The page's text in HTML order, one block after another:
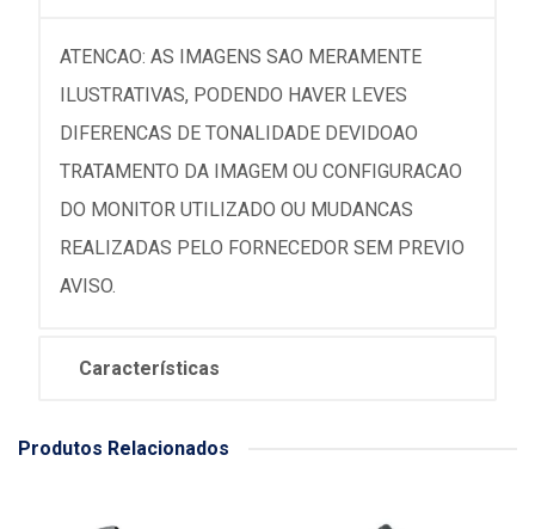
ATENCAO: AS IMAGENS SAO MERAMENTE
ILUSTRATIVAS, PODENDO HAVER LEVES
DIFERENCAS DE TONALIDADE DEVIDOAO
TRATAMENTO DA IMAGEM OU CONFIGURACAO
DO MONITOR UTILIZADO OU MUDANCAS
REALIZADAS PELO FORNECEDOR SEM PREVIO
AVISO.
Características
Produtos Relacionados